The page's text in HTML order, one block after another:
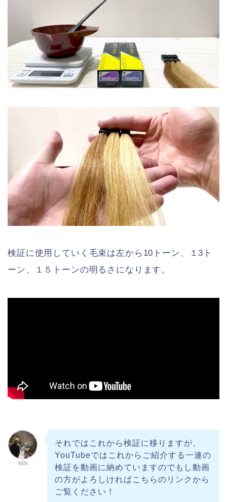
検証に使用していく毛束は左から10トーン、１3ト
ーン、１５トーンの明るさになります。
KEN
それではこれから検証に移りますが、
YouTubeではこれからご紹介する一連の
検証を動画に納めていますのでもし動画
の方がよろしければこちらのリンクから
ご覧ください！